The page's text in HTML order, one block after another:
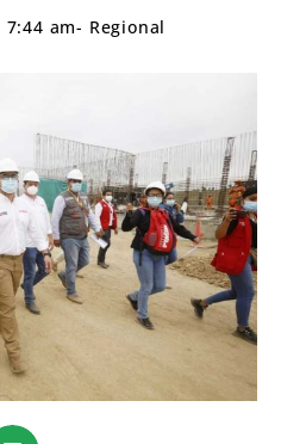
7:44 am- Regional